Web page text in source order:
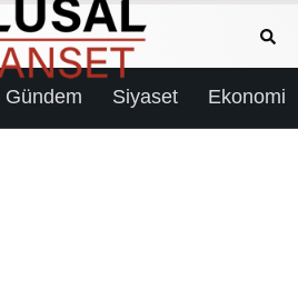
Gündem Siyaset Ekonomi